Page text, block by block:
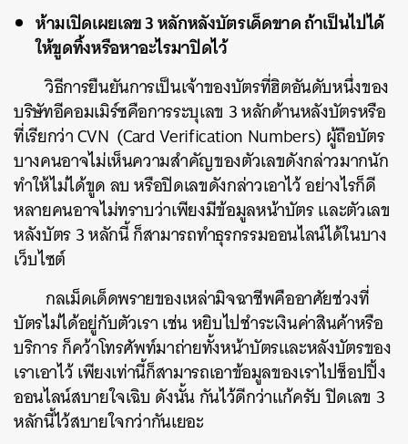
ห้ามเปิดเผยเลข 3 หลักหลังบัตรเด็ดขาด ถ้าเป็นไปได้
ให้ขูดทิ้งหรือหาอะไรมาปิดไว้
วิธีการยืนยันการเป็นเจ้าของบัตรที่ฮิตอันดับหนึ่งของ
บริษัทอีคอมเมิร์ซคือการระบุเลข 3 หลักด้านหลังบัตรหรือ
ที่เรียกว่า CVN (Card Verification Numbers) ผู้ถือบัตร
บางคนอาจไม่เห็นความสำคัญของตัวเลขดังกล่าวมากนัก
ทำให้ไม่ได้ขูด ลบ หรือปิดเลขดังกล่าวเอาไว้ อย่างไรก็ดี
หลายคนอาจไม่ทราบว่าเพียงมีข้อมูลหน้าบัตร และตัวเลข
หลังบัตร 3 หลักนี้ ก็สามารถทำธุรกรรมออนไลน์ได้ในบาง
เว็บไซต์
กลเม็ดเด็ดพรายของเหล่ามิจฉาชีพคืออาศัยช่วงที่
บัตรไม่ได้อยู่กับตัวเรา เช่น หยิบไปชำระเงินค่าสินค้าหรือ
บริการ ก็คว้าโทรศัพท์มาถ่ายทั้งหน้าบัตรและหลังบัตรของ
เราเอาไว้ เพียงเท่านี้ก็สามารถเอาข้อมูลของเราไปช็อปปิ้ง
ออนไลน์สบายใจเฉิบ ดังนั้น กันไว้ดีกว่าแก้ครับ ปิดเลข 3
หลักนี้ไว้สบายใจกว่ากันเยอะ